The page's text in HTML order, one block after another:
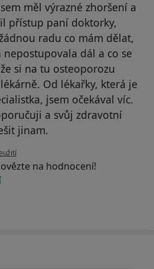
měl výrazné zhoršení a
přístup paní doktorky,
radu co mám dělat,
dál a co se
si na tu osteoporozu
Od lékařky, která je
jsem očekával víc.
a svůj zdravotní
jinam.
uživatele Váš účet byl odstraněn
na hodnocení!